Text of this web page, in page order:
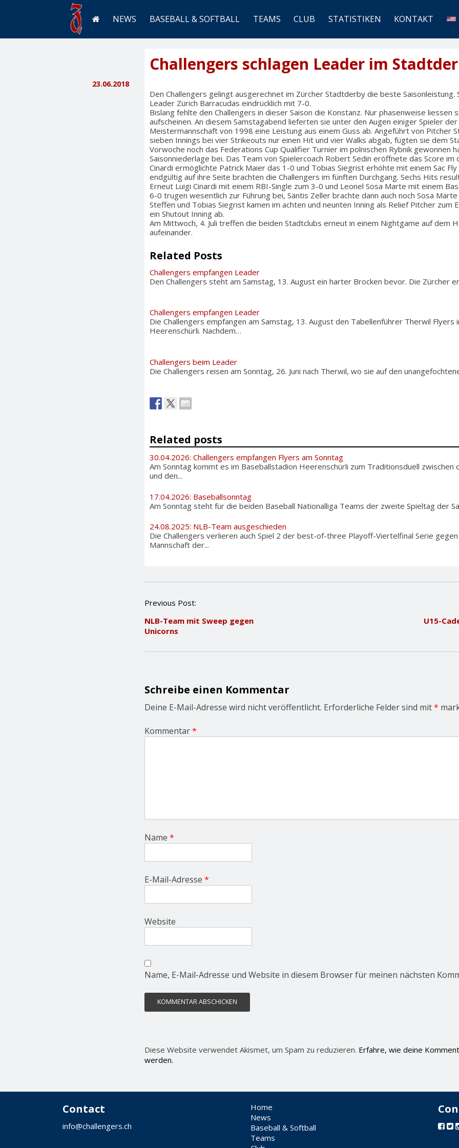
NEWS BASEBALL & SOFTBALL TEAMS CLUB STATISTIKEN KONTAKT
Challengers schlagen Leader im
23.06.2018
Den Challengers gelingt ausgerechnet im Zürcher Stadtderby die beste Saisonleistung.
Leader Zürich Barracudas eindrücklich mit 7-0.
Bislang fehlte den Challengers in dieser Saison die Konstanz. Nur phasenweise liessen
aufscheinen. An diesem Samstagabend lieferten sie unter den Augen einiger Spieler
Meistermannschaft von 1998 eine Leistung aus einem Guss ab. Angeführt von Pitcher
sieben Innings bei vier Strikeouts nur einen Hit und vier Walks abgab, fügten sie dem
Vorwoche noch das Federations Cup Qualifier Turnier im polnischen Rybnik gewonnen
Saisonniederlage bei. Das Team von Spielercoach Robert Sedin eröffnete das Score im
Cinardi ermöglichte Patrick Maier das 1-0 und Tobias Siegrist erhöhte mit einem Sac
endgültig auf ihre Seite brachten die Challengers im fünften Durchgang. Sechs Hits
Erneut Luigi Cinardi mit einem RBI-Single zum 3-0 und Leonel Sosa Marte mit einem
6-0 trugen wesentlich zur Führung bei, Säntis Zeller brachte dann auch noch Sosa Marte
Steffen und Tobias Siegrist kamen im achten und neunten Inning als Relief Pitcher zum
ein Shutout Inning ab.
Am Mittwoch, 4. Juli treffen die beiden Stadtclubs erneut in einem Nightgame auf dem
aufeinander.
Related Posts
Challengers empfangen Leader
Den Challengers steht am Samstag, 13. August ein harter Brocken bevor. Die Zürcher
Challengers empfangen Leader
Die Challengers empfangen am Samstag, 13. August den Tabellenführer Therwil Flyers
Heerenschürli. Nachdem…
Challengers beim Leader
Die Challengers reisen am Sonntag, 26. Juni nach Therwil, wo sie auf den
Related posts
30.04.2026: Challengers empfangen Flyers am Sonntag
Am Sonntag kommt es im Baseballstadion Heerenschürli zum Traditionsduell zwischen
und den...
17.04.2026: Baseballsonntag
Am Sonntag steht für die beiden Baseball Nationalliga Teams der zweite Spieltag der
24.08.2025: NLB-Team ausgeschieden
Die Challengers verlieren auch Spiel 2 der best-of-three Playoff-Viertelfinal Serie
Mannschaft der...
P
s
t
a
g
a
t
n
Previous Post:
NLB-Team mit Sweep gegen
Unicorns
U15-
Schreibe einen Kommentar
Deine E-Mail-Adresse wird nicht veröffentlicht. Erforderliche Felder sind mit*
Kommentar*
Name *
E-Mail-Adresse *
Website
Name, E-Mail-Adresse und Website in diesem Browser für meinen nächsten
Diese Website verwendet Akismet, um Spam zu reduzieren. Erfahre, wie deine
werden.
Contact
info@challengers.ch
Home
News
Baseball & Softball
Teams